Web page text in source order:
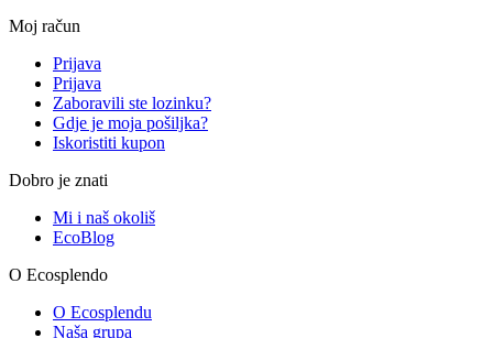
Moj račun
Prijava
Prijava
Zaboravili ste lozinku?
Gdje je moja pošiljka?
Iskoristiti kupon
Dobro je znati
Mi i naš okoliš
EcoBlog
O Ecosplendo
O Ecosplendu
Naša grupa